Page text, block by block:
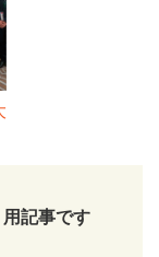
用記事です